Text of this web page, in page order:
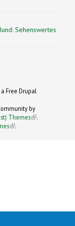
Sehenswertes
Free Drupal
by
Themes (link is
.
(link is
.